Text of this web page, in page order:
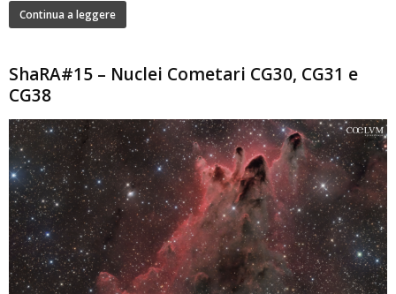
Continua a leggere
ShaRA#15 – Nuclei Cometari CG30, CG31 e
CG38